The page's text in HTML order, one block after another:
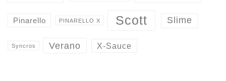
Pinarello PINARELLO X Scott Slime
Syncros Verano X-Sauce